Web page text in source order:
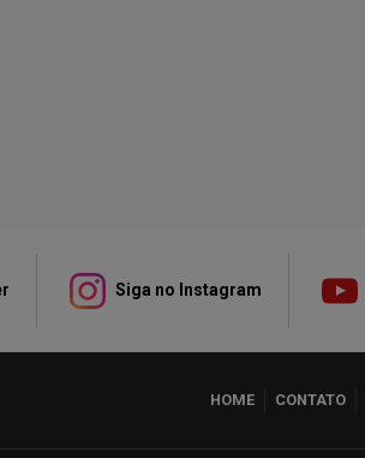
Siga no Instagram
HOME CONTATO